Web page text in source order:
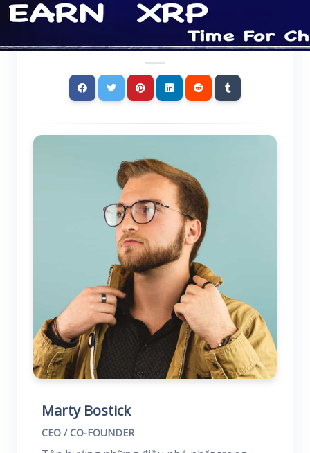
Marty Bostick
CEO / CO-FOUNDER